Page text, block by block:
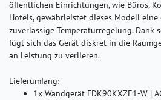
öffentlichen Einrichtungen, wie Büros,
Hotels, gewährleistet dieses Modell
zuverlässige Temperaturregelung. Dank
fügt sich das Gerät diskret in die
an Leistung zu verlieren.
Lieferumfang:
1x Wandgerät FDK90KXZE1-W |